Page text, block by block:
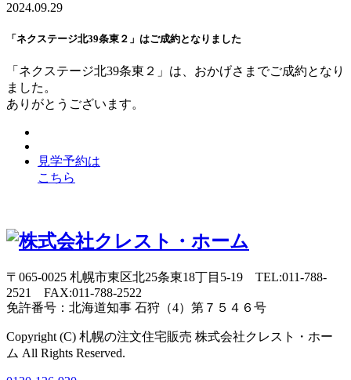
2024.09.29
「ネクステージ北39条東２」はご成約となりました
「ネクステージ北39条東２」は、おかげさまでご成約となり
ました。
ありがとうございます。
見学予約は
こちら
〒065-0025 札幌市東区北25条東18丁目5-19 TEL:011-788-
2521 FAX:011-788-2522
免許番号：北海道知事 石狩（4）第７５４６号
Copyright (C) 札幌の注文住宅販売 株式会社クレスト・ホー
ム All Rights Reserved.